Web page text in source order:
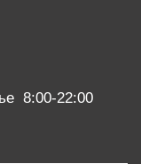
8:00-22:00